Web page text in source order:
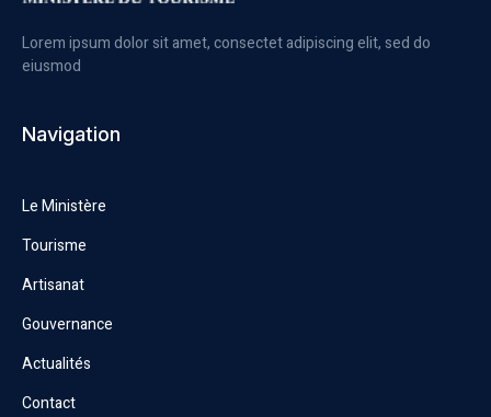
Lorem ipsum dolor sit amet, consectet adipiscing elit, sed do
eiusmod
Navigation
Le Ministère
Tourisme
Artisanat
Gouvernance
Actualités
Contact